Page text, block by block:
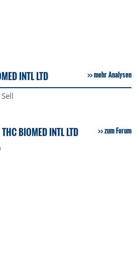
INTL LTD mehr Analysen
Sell
BIOMED INTL LTD zum Forum